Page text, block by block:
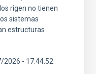
rigen no tienen
sistemas
estructuras
2026 - 17:44:52